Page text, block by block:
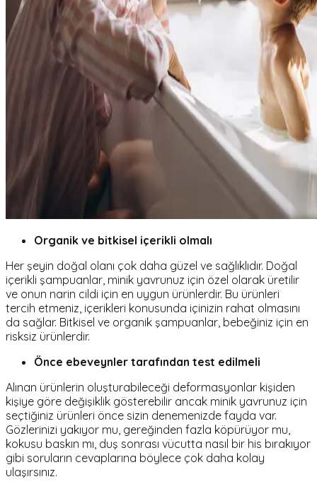
Organik ve bitkisel içerikli olmalı
Her şeyin doğal olanı çok daha güzel ve sağlıklıdır. Doğal
içerikli şampuanlar, minik yavrunuz için özel olarak üretilir
ve onun narin cildi için en uygun ürünlerdir. Bu ürünleri
tercih etmeniz, içerikleri konusunda içinizin rahat olmasını
da sağlar. Bitkisel ve organik şampuanlar, bebeğiniz için en
risksiz ürünlerdir.
Önce ebeveynler tarafından test edilmeli
Alınan ürünlerin oluşturabileceği deformasyonlar kişiden
kişiye göre değişiklik gösterebilir ancak minik yavrunuz için
seçtiğiniz ürünleri önce sizin denemenizde fayda var.
Gözlerinizi yakıyor mu, gereğinden fazla köpürüyor mu,
kokusu baskın mı, duş sonrası vücutta nasıl bir his bırakıyor
gibi soruların cevaplarına böylece çok daha kolay
ulaşırsınız.